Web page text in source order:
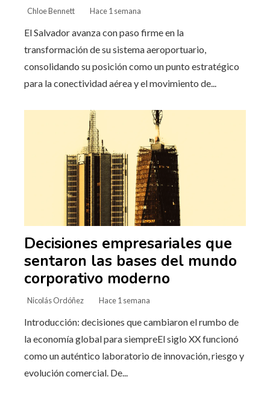
Chloe Bennett Hace 1 semana
El Salvador avanza con paso firme en la
transformación de su sistema aeroportuario,
consolidando su posición como un punto estratégico
para la conectividad aérea y el movimiento de...
Decisiones empresariales que
sentaron las bases del mundo
corporativo moderno
Nicolás Ordóñez Hace 1 semana
Introducción: decisiones que cambiaron el rumbo de
la economía global para siempreEl siglo XX funcionó
como un auténtico laboratorio de innovación, riesgo y
evolución comercial. De...